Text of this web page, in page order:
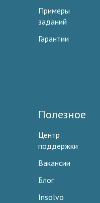
Примеры
заданий
Гарантии
Полезное
Центр
поддержки
Вакансии
Блог
Insolvo